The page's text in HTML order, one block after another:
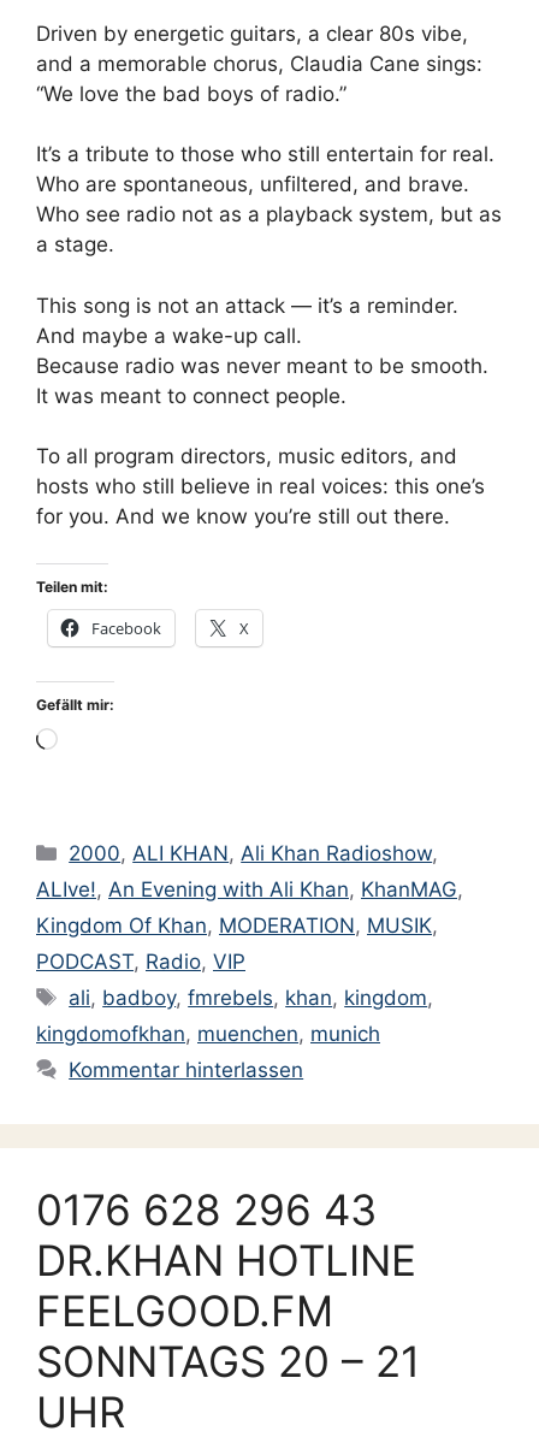
Driven by energetic guitars, a clear 80s vibe,
and a memorable chorus, Claudia Cane sings:
“We love the bad boys of radio.”
It’s a tribute to those who still entertain for real.
Who are spontaneous, unfiltered, and brave.
Who see radio not as a playback system, but as
a stage.
This song is not an attack — it’s a reminder.
And maybe a wake-up call.
Because radio was never meant to be smooth.
It was meant to connect people.
To all program directors, music editors, and
hosts who still believe in real voices: this one’s
for you. And we know you’re still out there.
Teilen mit:
Facebook X
Gefällt mir:
Wird
Kategorien
2000, ALI KHAN, Ali Khan Radioshow,
ALIve!, An Evening with Ali Khan, KhanMAG,
Kingdom Of Khan, MODERATION, MUSIK,
PODCAST, Radio, VIP
Schlagwörter
ali, badboy,fmrebels, khan, kingdom,
kingdomofkhan, muenchen, munich
Kommentar hinterlassen
0176 628 296 43
DR.KHAN HOTLINE
FEELGOOD.FM
SONNTAGS 20 – 21
UHR